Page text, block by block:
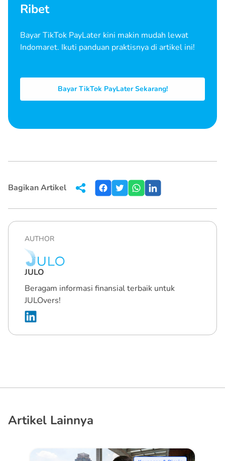
Ribet
Bayar TikTok PayLater kini makin mudah lewat
Indomaret. Ikuti panduan praktisnya di artikel ini!
Bayar TikTok PayLater Sekarang!
Bagikan Artikel
AUTHOR
JULO
Beragam informasi finansial terbaik untuk
JULOvers!
Artikel Lainnya